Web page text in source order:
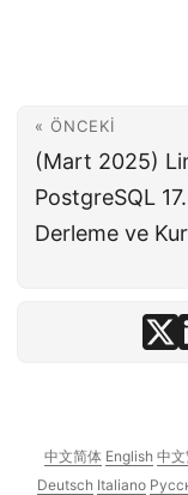
« ÖNCEKI
(Mart 2025)
PostgreSQL
Derleme ve
中文简体 English 中
Deutsch Italiano